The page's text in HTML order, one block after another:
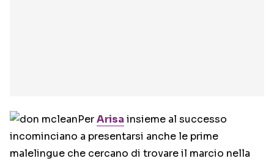
PerArisa insieme al successo
incominciano a presentarsi anche le prime
malelingue che cercano di trovare il marcio nella